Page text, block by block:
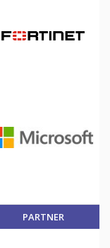
PARTNER